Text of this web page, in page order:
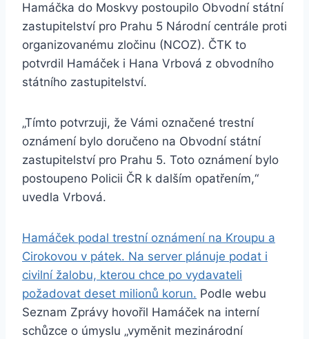
Hamáčka do Moskvy postoupilo Obvodní státní
zastupitelství pro Prahu 5 Národní centrále proti
organizovanému zločinu (NCOZ). ČTK to
potvrdil Hamáček i Hana Vrbová z obvodního
státního zastupitelství.
„Tímto potvrzuji, že Vámi označené trestní
oznámení bylo doručeno na Obvodní státní
zastupitelství pro Prahu 5. Toto oznámení bylo
postoupeno Policii ČR k dalším opatřením,“
uvedla Vrbová.
Hamáček podal trestní oznámení na Kroupu a
Cirokovou v pátek. Na server plánuje podat i
civilní žalobu, kterou chce po vydavateli
požadovat deset milionů korun. Podle webu
Seznam Zprávy hovořil Hamáček na interní
schůzce o úmyslu „vyměnit mezinárodní